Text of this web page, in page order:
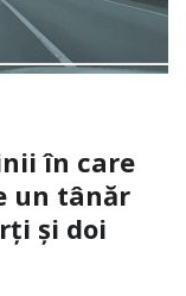
în care
un tânăr
și doi